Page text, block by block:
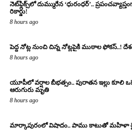
నెట్‌ఫ్లిక్స్‌లో దుమ్మురేన ‘ధురంధర్’..
రికార్డు!
8 hours ago
పెద్ద నోట్ల నుంచి చిన్న నోట్లపైకి ముఠాల ఫోకస్..!
8 hours ago
యూపీలో వర్షాల బీభత్సం.. పురాతన ఇల్లు కూలి
ఆరుగురు మృతి
8 hours ago
మార్కాపురంలో విషాదం.. పాము కాటుతో మహిళా